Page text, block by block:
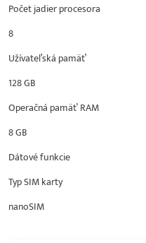
Počet jadier procesora
8
Užívateľská pamäť
128 GB
Operačná pamäť RAM
8 GB
Dátové funkcie
Typ SIM karty
nanoSIM